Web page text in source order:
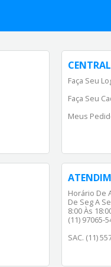
Faça Seu
Faça Seu
Meus
Horário De
De Seg A
8:00 Às
(11) 97065-
SAC. (11)